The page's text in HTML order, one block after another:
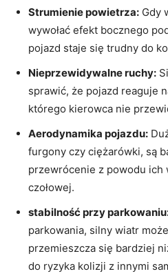
Strumienie powietrza: Gdy
wywołać efekt bocznego
pojazd staje się trudny do
Nieprzewidywalne ruchy:
sprawić, że pojazd reaguje
⁢którego kierowca nie
Aerodynamika pojazdu:
⁣furgony czy ⁢ciężarówki, są
przewrócenie z powodu
czołowej.
stabilność przy
parkowania, silny wiatr
‍przemieszcza się bardziej​
do ryzyka kolizji z innymi